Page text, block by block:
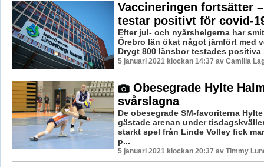
Vaccineringen fortsätter
testar positivt för covid-
Efter jul- och nyårshelgerna har
Örebro län ökat något jämfört med
Drygt 800 länsbor testades positiva
5 januari 2021 klockan 14:37 av Camilla
Obesegrade Hylte
svårslagna
De obesegrade SM-favoriterna
gästade arenan under
starkt spel från Linde Volley fick
p...
5 januari 2021 klockan 20:37 av Timmy